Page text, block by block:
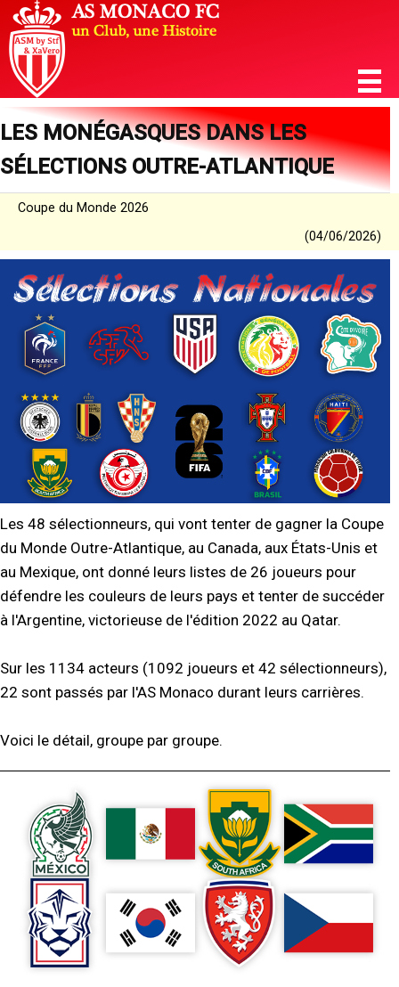
LES MONÉGASQUES DANS LES
SÉLECTIONS OUTRE-ATLANTIQUE
Coupe du Monde 2026
(04/06/2026)
Les 48 sélectionneurs, qui vont tenter de gagner la Coupe
du Monde Outre-Atlantique, au Canada, aux États-Unis et
au Mexique, ont donné leurs listes de 26 joueurs pour
défendre les couleurs de leurs pays et tenter de succéder
à l'Argentine, victorieuse de l'édition 2022 au Qatar.
Sur les 1134 acteurs (1092 joueurs et 42 sélectionneurs),
22 sont passés par l'AS Monaco durant leurs carrières.
Voici le détail, groupe par groupe.